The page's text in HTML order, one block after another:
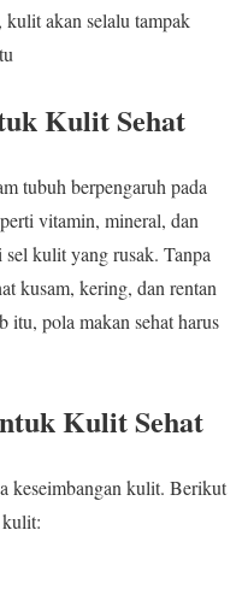
akan selalu tampak
Kulit Sehat
tubuh berpengaruh pada
vitamin, mineral, dan
kulit yang rusak. Tanpa
kusam, kering, dan rentan
itu, pola makan sehat harus
Kulit Sehat
keseimbangan kulit. Berikut